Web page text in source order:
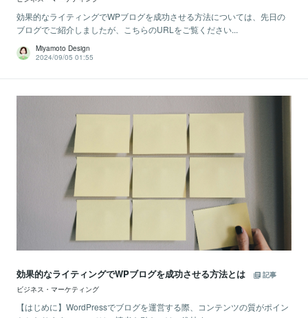
効果的なライティングでWPブログを成功させる方法については、先日の
ブログでご紹介しましたが、こちらのURLをご覧ください...
Miyamoto Design
2024/09/05 01:55
効果的なライティングでWPブログを成功させる方法とは
記事
ビジネス・マーケティング
【はじめに】WordPressでブログを運営する際、コンテンツの質がポイン